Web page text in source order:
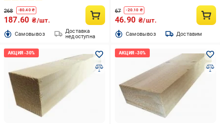
268 -80.40₴
187.60 ₴/шт.
Cамовывоз
Доставка
недоступна
67 -20.10 ₴
46.90 ₴/шт.
Cамовывоз Доставим